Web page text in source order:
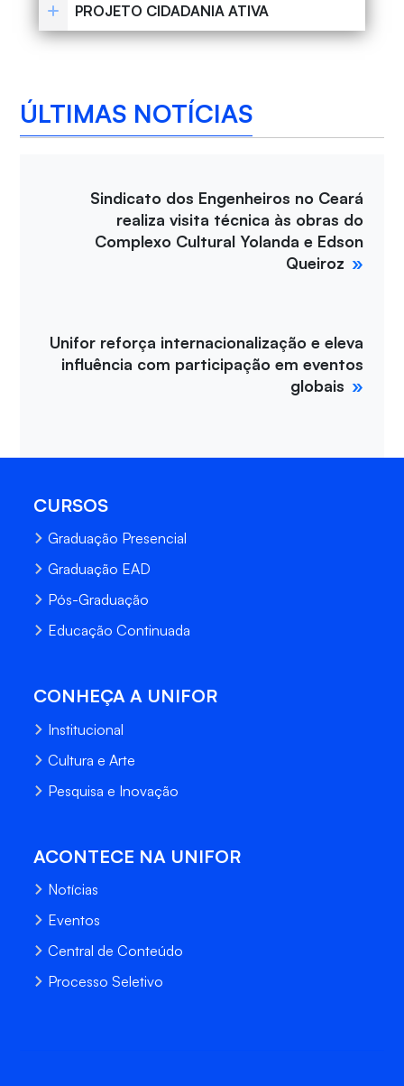
PROJETO CIDADANIA ATIVA
ÚLTIMAS NOTÍCIAS
Sindicato dos Engenheiros no Ceará
realiza visita técnica às obras do
Complexo Cultural Yolanda e Edson
Queiroz
Unifor reforça internacionalização e eleva
influência com participação em eventos
globais
CURSOS
Graduação Presencial
Graduação EAD
Pós-Graduação
Educação Continuada
CONHEÇA A UNIFOR
Institucional
Cultura e Arte
Pesquisa e Inovação
ACONTECE NA UNIFOR
Notícias
Eventos
Central de Conteúdo
Processo Seletivo